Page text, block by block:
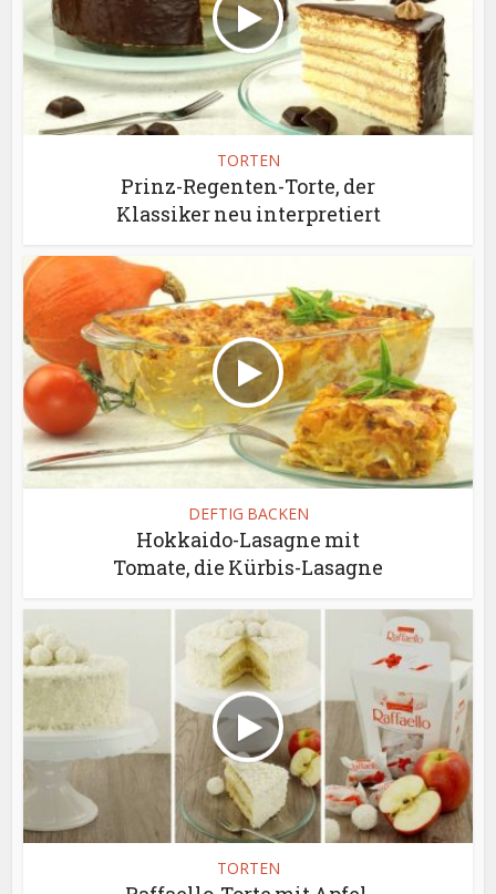
TORTEN
Prinz-Regenten-Torte, der
Klassiker neu interpretiert
DEFTIG BACKEN
Hokkaido-Lasagne mit
Tomate, die Kürbis-Lasagne
TORTEN